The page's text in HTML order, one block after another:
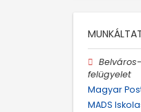
felügyelet
Magyar
MADS